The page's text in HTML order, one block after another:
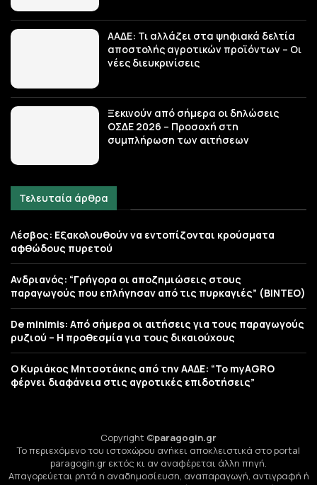
ΑΑΔΕ: Τι αλλάζει στα ψηφιακά δελτία
αποστολής αγροτικών προϊόντων – Οι
νέες διευκρινίσεις
Ξεκινούν από σήμερα οι δηλώσεις
ΟΣΔΕ 2026 – Προσοχή στη
συμπλήρωση των αιτήσεων
Τελευταία άρθρα
Λέσβος: Εξακολουθούν να εντοπίζονται κρούσματα
αφθώδους πυρετού
Ανδριανός: “Γρήγορα οι αποζημιώσεις στους
παραγωγούς που επλήγησαν από τις πυρκαγιές” (BINTEO)
De minimis: Από σήμερα οι αιτήσεις για τους παραγωγούς
ρυζιού – Η προθεσμία για τους δικαιούχους
Ο Κυριάκος Μητσοτάκης από την ΑΑΔΕ: “Το myAGRO
φέρνει διαφάνεια στις αγροτικές επιδοτήσεις”
Copyright ©paragogin.gr
Το περιεχόμενο του ιστοχώρου ανήκει αποκλειστικά στο portal
paragogin.gr εκτός κι αν αναφέρεται άλλη πηγή.
Απαγορεύεται ρητά η αναδημοσίευση, αναπαραγωγή, αντιγραφή ή